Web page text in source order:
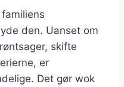
den. Uanset om
skifte
er
Det gør wok